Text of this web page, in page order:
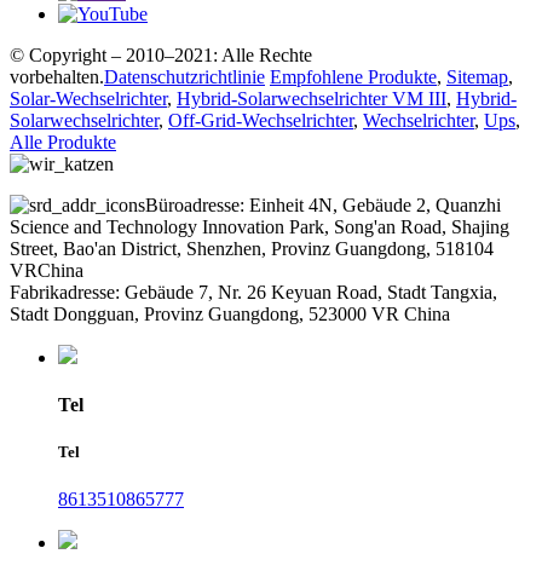
© Copyright – 2010–2021: Alle Rechte
vorbehalten.Datenschutzrichtlinie Empfohlene Produkte, Sitemap,
Solar-Wechselrichter, Hybrid-Solarwechselrichter VM III, Hybrid-
Solarwechselrichter, Off-Grid-Wechselrichter, Wechselrichter, Ups,
Alle Produkte
Büroadresse: Einheit 4N, Gebäude 2, Quanzhi
Science and Technology Innovation Park, Song'an Road, Shajing
Street, Bao'an District, Shenzhen, Provinz Guangdong, 518104
VRChina
Fabrikadresse: Gebäude 7, Nr. 26 Keyuan Road, Stadt Tangxia,
Stadt Dongguan, Provinz Guangdong, 523000 VR China
Tel
Tel
8613510865777